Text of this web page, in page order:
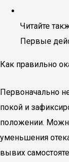
Читайте
Первые
Как правильно
Первоначально
покой и
положении.
уменьшения
вывих